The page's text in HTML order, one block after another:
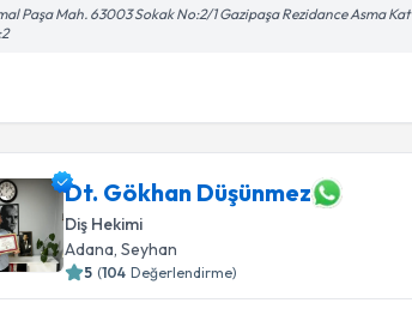
Paşa Mah. 63003 Sokak No:2/1 Gazipaşa Rezidance Asma Kat
Dt. Gökhan Düşünmez
Diş Hekimi
Adana , Seyhan
5 (104 Değerlendirme)